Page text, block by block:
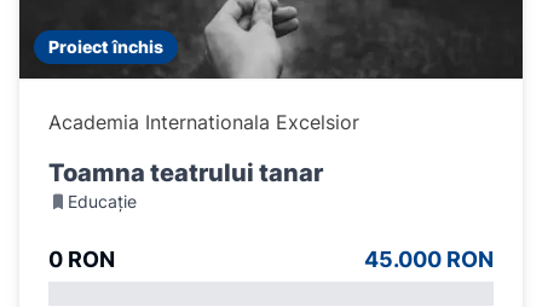
Proiect închis
Academia Internationala Excelsior
Toamna teatrului tanar
Educație
0 RON 45.000 RON